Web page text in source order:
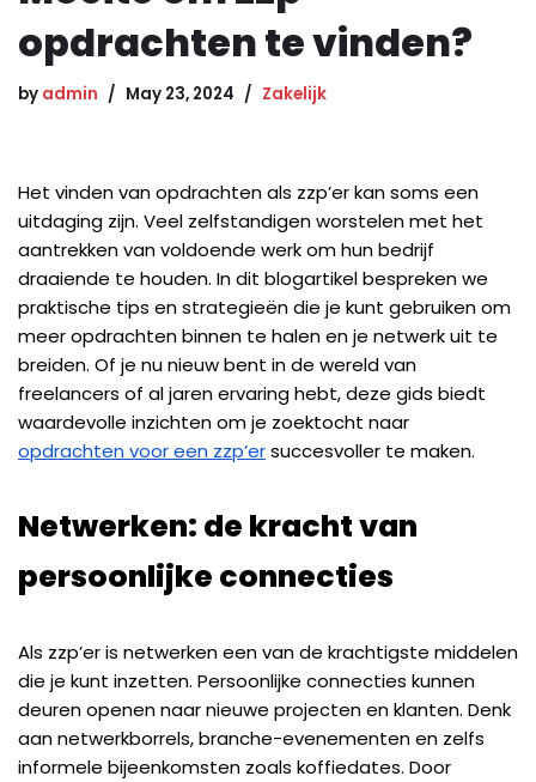
opdrachten te vinden?
by admin May 23, 2024 Zakelijk
Het vinden van opdrachten als zzp’er kan soms een
uitdaging zijn. Veel zelfstandigen worstelen met het
aantrekken van voldoende werk om hun bedrijf
draaiende te houden. In dit blogartikel bespreken we
praktische tips en strategieën die je kunt gebruiken om
meer opdrachten binnen te halen en je netwerk uit te
breiden. Of je nu nieuw bent in de wereld van
freelancers of al jaren ervaring hebt, deze gids biedt
waardevolle inzichten om je zoektocht naar
opdrachten voor een zzp’ersuccesvoller te maken.
Netwerken: de kracht van
persoonlijke connecties
Als zzp’er is netwerken een van de krachtigste middelen
die je kunt inzetten. Persoonlijke connecties kunnen
deuren openen naar nieuwe projecten en klanten. Denk
aan netwerkborrels, branche-evenementen en zelfs
informele bijeenkomsten zoals koffiedates. Door